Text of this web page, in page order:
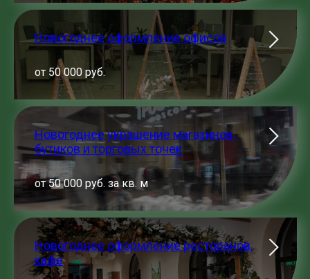
Новогоднее оформление офисов
от 50 000 руб.
Новогоднее украшение магазинов,
бутиков и торговых точек
от 50 000 руб. за кв. м
Новогоднее оформление ресторанов,
кафе